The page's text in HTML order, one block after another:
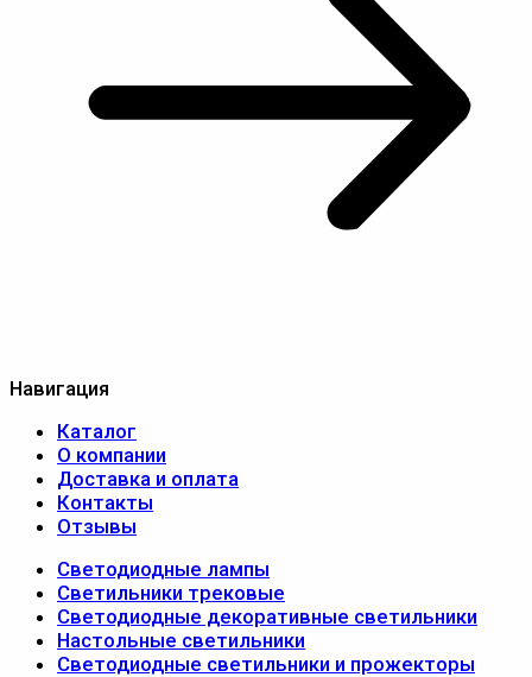
Навигация
Каталог
О компании
Доставка и оплата
Контакты
Отзывы
Светодиодные лампы
Светильники трековые
Светодиодные декоративные светильники
Настольные светильники
Светодиодные светильники и прожекторы